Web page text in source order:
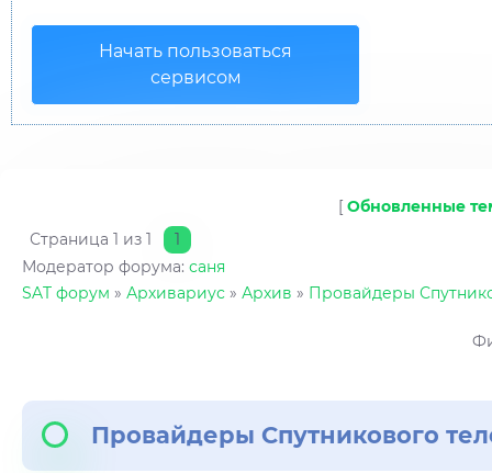
Начать пользоваться
сервисом
[ Обновленные
Страница 1 из 1
1
Модератор форума: саня
SAT форум » Архивариус » Архив » Провайдеры
Провайдеры Спутникового